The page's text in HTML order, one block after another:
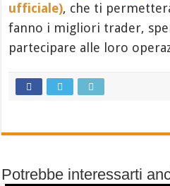
ufficiale), che ti
fanno i migliori trader,
partecipare alle loro
Potrebbe interessarti